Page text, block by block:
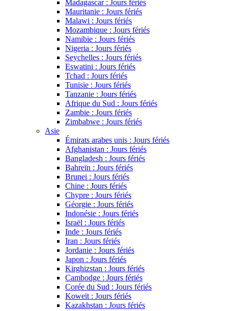
Madagascar : Jours fériés
Mauritanie : Jours fériés
Malawi : Jours fériés
Mozambique : Jours fériés
Namibie : Jours fériés
Nigeria : Jours fériés
Seychelles : Jours fériés
Eswatini : Jours fériés
Tchad : Jours fériés
Tunisie : Jours fériés
Tanzanie : Jours fériés
Afrique du Sud : Jours fériés
Zambie : Jours fériés
Zimbabwe : Jours fériés
Asie
Émirats arabes unis : Jours fériés
Afghanistan : Jours fériés
Bangladesh : Jours fériés
Bahreïn : Jours fériés
Brunei : Jours fériés
Chine : Jours fériés
Chypre : Jours fériés
Géorgie : Jours fériés
Indonésie : Jours fériés
Israël : Jours fériés
Inde : Jours fériés
Iran : Jours fériés
Jordanie : Jours fériés
Japon : Jours fériés
Kirghizstan : Jours fériés
Cambodge : Jours fériés
Corée du Sud : Jours fériés
Koweït : Jours fériés
Kazakhstan : Jours fériés